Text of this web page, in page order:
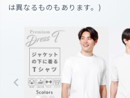
は異なるものもあります。)